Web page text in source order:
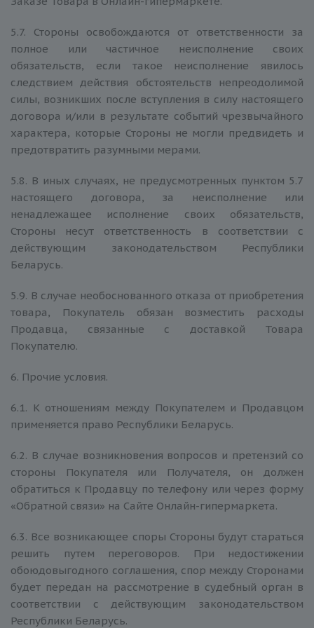
5.7. Стороны освобождаются от ответственности за
полное или частичное неисполнение своих
обязательств, если такое неисполнение явилось
следствием действия обстоятельств непреодолимой
силы, возникших после вступления в силу настоящего
договора и/или в результате событий чрезвычайного
характера, которые Стороны не могли предвидеть и
предотвратить разумными мерами.
5.8. В иных случаях, не предусмотренных пунктом 5.7
настоящего договора, за неисполнение или
ненадлежащее исполнение своих обязательств,
Стороны несут ответственность в соответствии с
действующим законодательством Республики
Беларусь.
5.9. В случае необоснованного отказа от приобретения
товара, Покупатель обязан возместить расходы
Продавца, связанные с доставкой Товара
Покупателю.
6. Прочие условия.
6.1. К отношениям между Покупателем и Продавцом
применяется право Республики Беларусь.
6.2. В случае возникновения вопросов и претензий со
стороны Покупателя или Получателя, он должен
обратиться к Продавцу по телефону или через форму
«Обратной связи» на Сайте Онлайн-гипермаркета.
6.3. Все возникающее споры Стороны будут стараться
решить путем переговоров. При недостижении
обоюдовыгодного соглашения, спор между Сторонами
будет передан на рассмотрение в судебный орган в
соответствии с действующим законодательством
Республики Беларусь.